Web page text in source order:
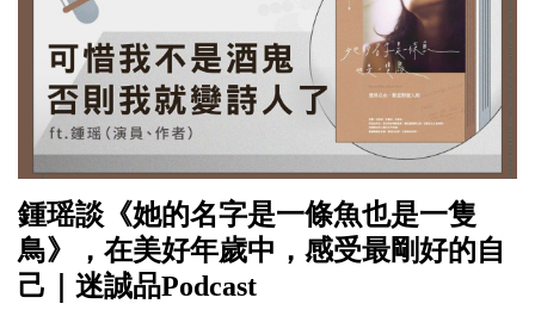
鍾瑶談《她的名字是一條魚也是一隻
鳥》，在美好年歲中，感受最剛好的自
己｜迷誠品Podcast